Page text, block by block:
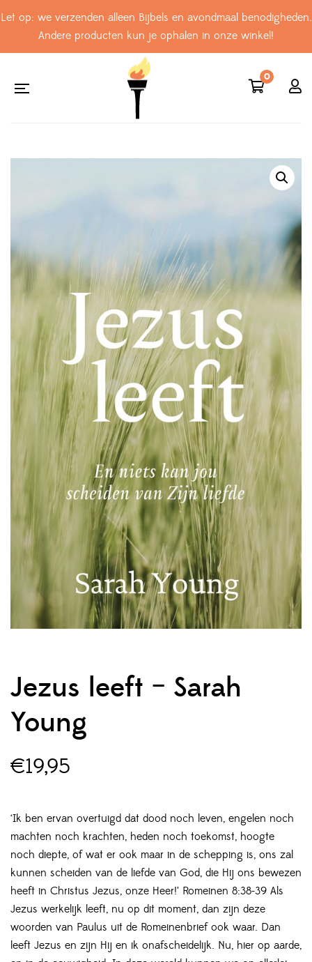
Let op: we verzenden alleen Bijbels en avondmaal benodigheden.
Andere producten kun je ophalen in onze winkel!
0
Jezus leeft – Sarah
Young
€19,95
‘Ik ben ervan overtuigd dat dood noch leven, engelen noch
machten noch krachten, heden noch toekomst, hoogte
noch diepte, of wat er ook maar in de schepping is, ons zal
kunnen scheiden van de liefde van God, die Hij ons bewezen
heeft in Christus Jezus, onze Heer!’ Romeinen 8:38-39 Als
Jezus werkelijk leeft, nu op dit moment, dan zijn deze
woorden van Paulus uit de Romeinenbrief ook waar. Dan
leeft Jezus en zijn Hij en ik onafscheidelijk. Nu, hier op aarde,